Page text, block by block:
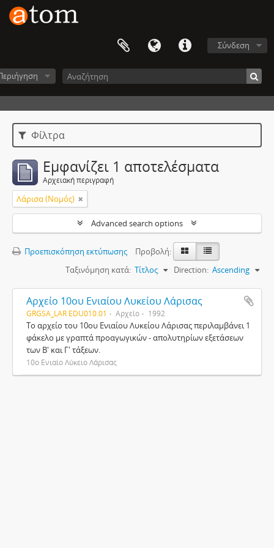
Σύνδεση
Φίλτρα
Εμφανίζει 1 αποτελέσματα
Αρχειακή περιγραφή
Λάρισα (Νομός)
Advanced search options
Προεπισκόπηση εκτύπωσης
Προβολή:
Ταξινόμηση κατά: Τίτλος Direction: Ascending
Αρχείο 10ου Ενιαίου Λυκείου Λάρισας
GRGSA_LAR EDU010.01 Αρχείο 1992
Το αρχείο του 10ου Ενιαίου Λυκείου Λάρισας περιλαμβάνει 1
φάκελο με γραπτά προαγωγικών - απολυτηρίων εξετάσεων
των Β' και Γ' τάξεων.
10ο Ενιαίο Λύκειο Λάρισας